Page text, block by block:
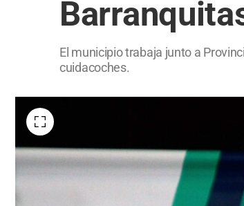
El municipio trabaja junto a
cuidacoches.